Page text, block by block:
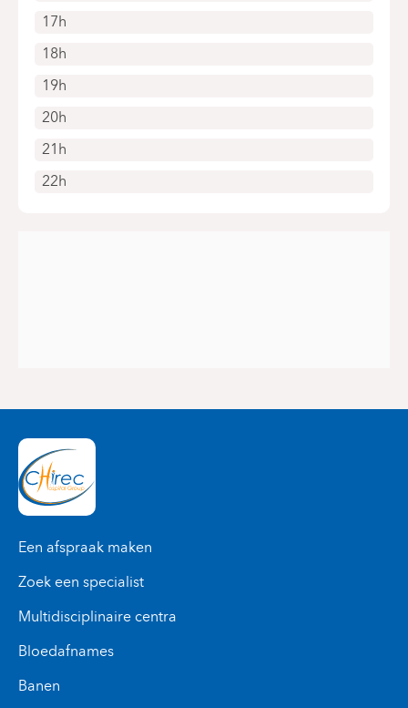
17h
18h
19h
20h
21h
22h
Een afspraak maken
Zoek een specialist
Multidisciplinaire centra
Bloedafnames
Banen